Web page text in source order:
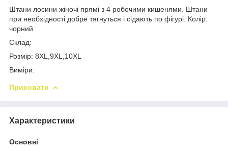
Штани лосини жіночі прямі з 4 робочими кишенями. Штани
при необхідності добре тягнуться і сідають по фігурі. Колір:
чорний
Склад:
Розмір: 8XL,9XL,10XL
Виміри:
Приховати
Характеристики
Основні